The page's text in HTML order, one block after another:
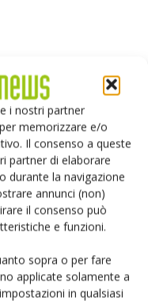
i nostri partner
memorizzare e/o
Il consenso a queste
partner di elaborare
durante la navigazione
annunci (non)
il consenso può
e funzioni.
sopra o per fare
applicate solamente a
in qualsiasi